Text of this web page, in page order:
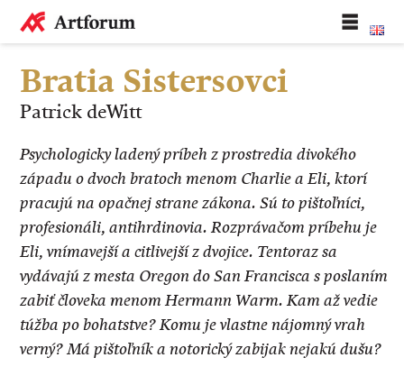
Bratia Sistersovci
Patrick deWitt
Psychologicky ladený príbeh z prostredia divokého
západu o dvoch bratoch menom Charlie a Eli, ktorí
pracujú na opačnej strane zákona. Sú to pištoľníci,
profesionáli, antihrdinovia. Rozprávačom príbehu je
Eli, vnímavejší a citlivejší z dvojice. Tentoraz sa
vydávajú z mesta Oregon do San Francisca s poslaním
zabiť človeka menom Hermann Warm. Kam až vedie
túžba po bohatstve? Komu je vlastne nájomný vrah
verný? Má pištoľník a notorický zabijak nejakú dušu?